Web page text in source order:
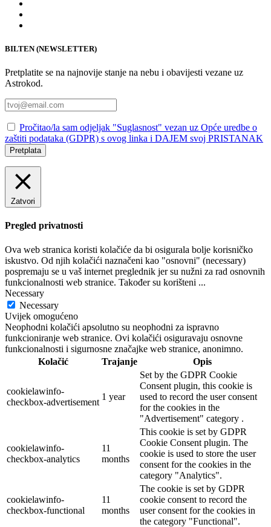
BILTEN (NEWSLETTER)
Pretplatite se na najnovije stanje na nebu i obavijesti vezane uz
Astrokod.
Pročitao/la sam odjeljak "Suglasnost" vezan uz Opće uredbe o
zaštiti podataka (GDPR) s ovog linka i DAJEM svoj PRISTANAK
Pretplata
Zatvori
Pregled privatnosti
Ova web stranica koristi kolačiće da bi osigurala bolje korisničko
iskustvo. Od njih kolačići naznačeni kao "osnovni" (necessary)
pospremaju se u vaš internet preglednik jer su nužni za rad osnovnih
funkcionalnosti web stranice. Također su korišteni ...
Necessary
Necessary
Uvijek omogućeno
Neophodni kolačići apsolutno su neophodni za ispravno
funkcioniranje web stranice. Ovi kolačići osiguravaju osnovne
funkcionalnosti i sigurnosne značajke web stranice, anonimno.
Kolačić
Trajanje Opis
cookielawinfo-
checkbox-advertisement
1 year
Set by the GDPR Cookie
Consent plugin, this cookie is
used to record the user consent
for the cookies in the
"Advertisement" category .
cookielawinfo-
checkbox-analytics
11
months
This cookie is set by GDPR
Cookie Consent plugin. The
cookie is used to store the user
consent for the cookies in the
category "Analytics".
cookielawinfo-
checkbox-functional
11
months
The cookie is set by GDPR
cookie consent to record the
user consent for the cookies in
the category "Functional".